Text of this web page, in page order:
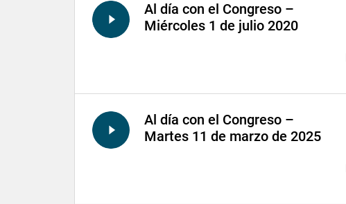
Al día con el Congreso –
Miércoles 1 de julio 2020
Al día con el Congreso –
Martes 11 de marzo de 2025